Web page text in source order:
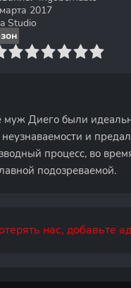
2017
Studio
9 10
Диего были
и
процесс, во
подозреваемой.
нас, добавьте